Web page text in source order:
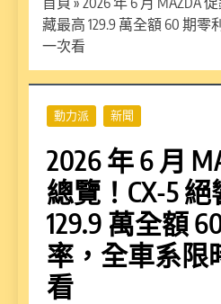
藏最高 129.9 萬全額 60 期
一次看
動力派 新聞
2026 年 6 月
總覽！CX-5
129.9 萬全額
率，全車系限
看